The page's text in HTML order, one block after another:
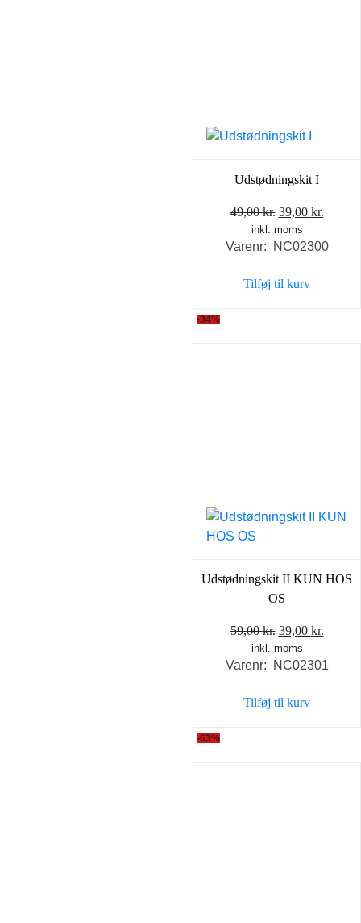
Udstødningskit I
49,00kr. Den
oprindelige
pris
49,00 kr..
39,00 kr.
pris
inkl. moms
Varenr: NC02300
Tilføj til kurv
-34%
Udstødningskit II KUN HOS
OS
59,00kr. Den
oprindelige
pris
59,00 kr..
39,00 kr.
pris
inkl. moms
Varenr: NC02301
Tilføj til kurv
-63%